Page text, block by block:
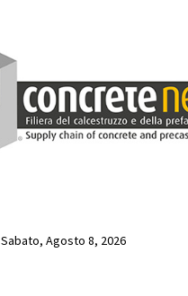
Sabato, Agosto 8, 2026